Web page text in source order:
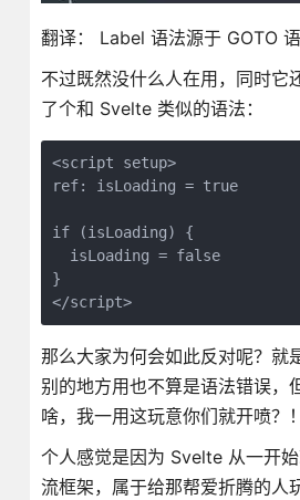
翻译： Label 语法源于 GOTO
不过既然没什么人在用，同时
了个和 Svelte 类似的语法：
<script setup>
ref: isLoading = true
if (isLoading) {
  isLoading = false
}
</script>
那么大家为何会如此反对呢？
别的地方用也不算是语法错误，
啥，我一用这玩意你们就开喷？！
个人感觉是因为 Svelte 从一开
流框架，属于给那帮爱折腾的人